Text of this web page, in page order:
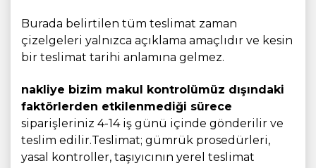
Burada belirtilen tüm teslimat zaman
çizelgeleri yalnızca açıklama amaçlıdır ve kesin
bir teslimat tarihi anlamına gelmez.
nakliye bizim makul kontrolümüz dışındaki
faktörlerden etkilenmediği sürece
siparişleriniz 4-14 iş günü içinde gönderilir ve
teslim edilir.Teslimat; gümrük prosedürleri,
yasal kontroller, taşıyıcının yerel teslimat